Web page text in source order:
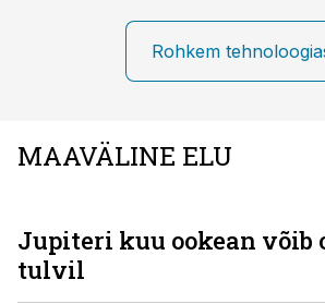
Rohkem
MAAVÄLINE ELU
Jupiteri kuu ookean võib
tulvil